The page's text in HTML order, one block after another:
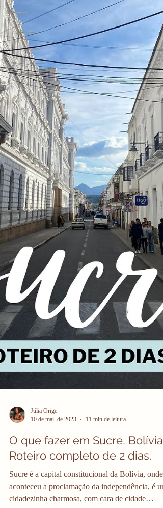
Júlia Orige
10 de mai. de 2023
11 min de leitura